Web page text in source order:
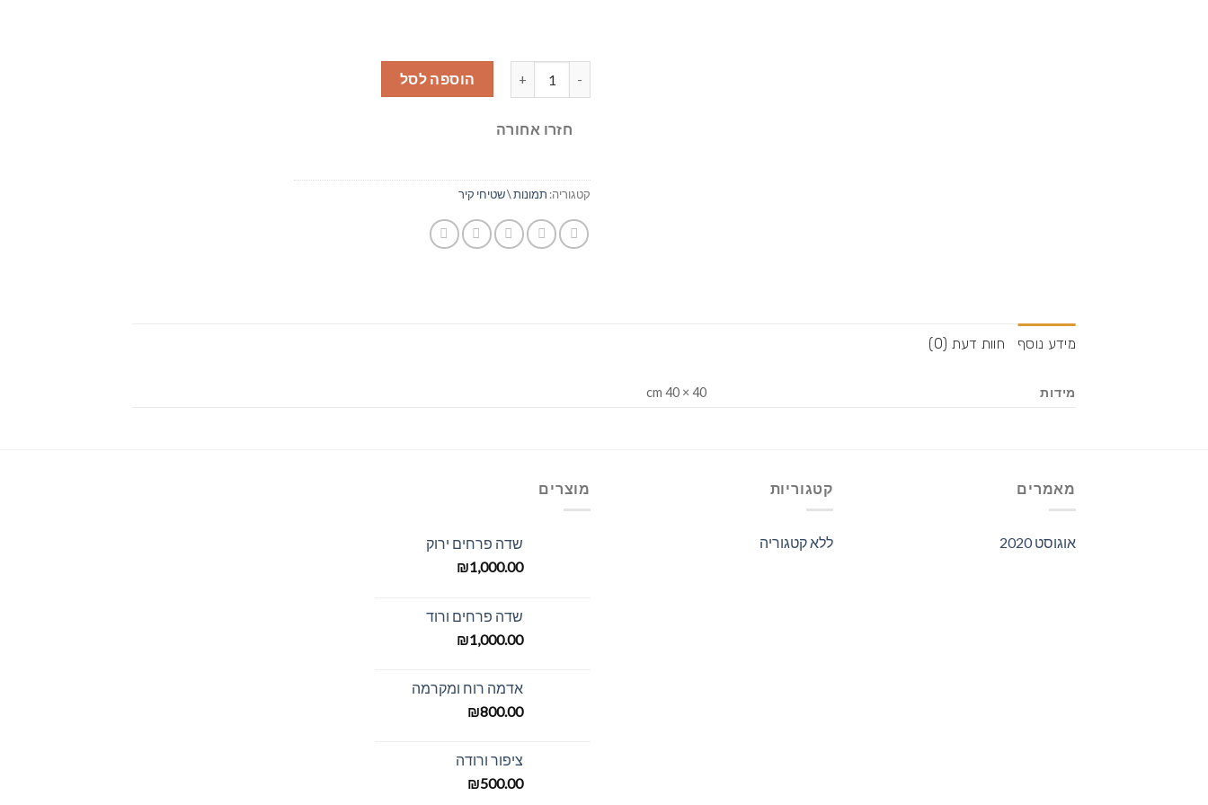
הוספה לסל
חזרו אחורה
קטגוריה: תמונות \ שטיחי קיר
מידע נוסף חוות דעת (0)
מידות 40 × 40 cm
מאמרים
אוגוסט 2020
קטגוריות
ללא קטגוריה
מוצרים
שדה פרחים ירוק
₪1,000.00
שדה פרחים ורוד
₪1,000.00
אדמה רוח ומקרמה
₪800.00
ציפור ורודה
₪500.00